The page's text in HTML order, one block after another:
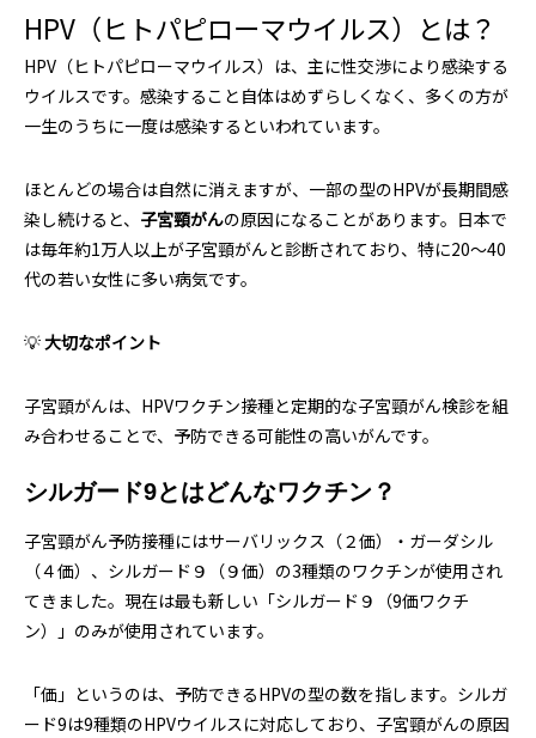
HPV（ヒトパピローマウイルス）とは？
HPV（ヒトパピローマウイルス）は、主に性交渉により感染する
ウイルスです。感染すること自体はめずらしくなく、多くの方が
一生のうちに一度は感染するといわれています。
ほとんどの場合は自然に消えますが、一部の型のHPVが長期間感
染し続けると、 子宮頸がんの原因になることがあります。日本で
は毎年約1万人以上が子宮頸がんと診断されており、特に20〜40
代の若い女性に多い病気です。
💡大切なポイント
子宮頸がんは、HPVワクチン接種と定期的な子宮頸がん検診を組
み合わせることで、予防できる可能性の高いがんです。
シルガード9とはどんなワクチン？
子宮頸がん予防接種にはサーバリックス（２価）・ガーダシル
（４価）、シルガード９（９価）の3種類のワクチンが使用され
てきました。現在は最も新しい「シルガード９（9価ワクチ
ン）」のみが使用されています。
「価」というのは、予防できるHPVの型の数を指します。シルガ
ード9は9種類のHPVウイルスに対応しており、子宮頸がんの原因